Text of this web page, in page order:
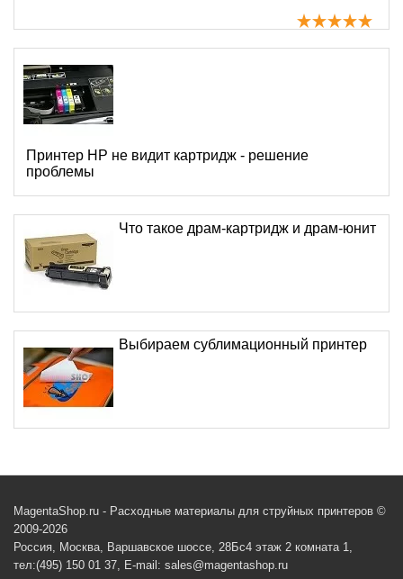
Принтер HP не видит картридж - решение
проблемы
Что такое драм-картридж и драм-юнит
Выбираем сублимационный принтер
MagentaShop.ru - Расходные материалы для струйных принтеров ©
2009-2026
Россия, Москва, Варшавское шоссе, 28Бс4 этаж 2 комната 1,
тел:(495) 150 01 37, E-mail: sales@magentashop.ru